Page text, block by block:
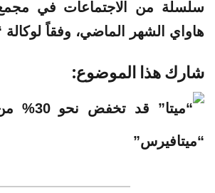
سلسلة من الاجتماعات في
هاواي الشهر الماضي، وفقاً لوكالة
شارك هذا الموضوع: